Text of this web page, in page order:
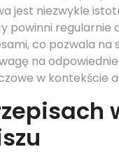
jest niezwykle
regularnie
co pozwala
na
w kontekście